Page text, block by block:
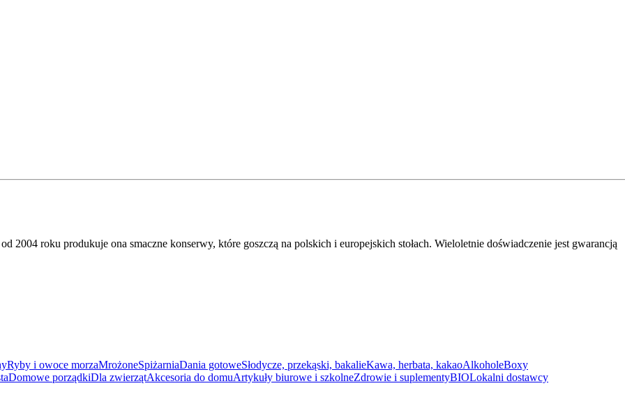
Ryby i owoce morzaMrożoneSpiżarniaDania gotoweSłodycze, przekąski, bakalieKawa, herbata, kakaoAlkoholeBoxy
Domowe porządkiDla zwierzątAkcesoria do domuArtykuły biurowe i szkolneZdrowie i suplementyBIOLokalni dostawcy
2004 roku produkuje ona smaczne konserwy, które goszczą na polskich i europejskich stołach. Wieloletnie doświadczenie jest gwarancją